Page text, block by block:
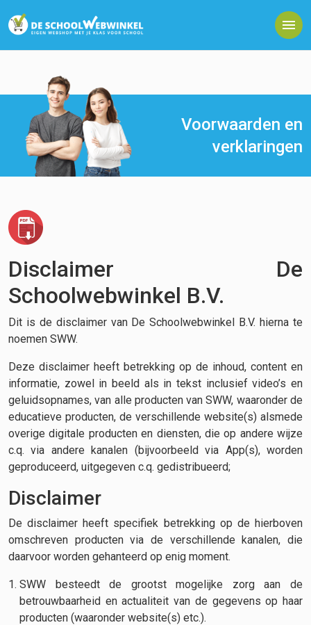
Voorwaarden en
verklaringen
Disclaimer De
Schoolwebwinkel B.V.
Dit is de disclaimer van De Schoolwebwinkel B.V. hierna te
noemen SWW.
Deze disclaimer heeft betrekking op de inhoud, content en
informatie, zowel in beeld als in tekst inclusief video’s en
geluidsopnames, van alle producten van SWW, waaronder de
educatieve producten, de verschillende website(s) alsmede
overige digitale producten en diensten, die op andere wijze
c.q. via andere kanalen (bijvoorbeeld via App(s), worden
geproduceerd, uitgegeven c.q. gedistribueerd;
Disclaimer
De disclaimer heeft specifiek betrekking op de hierboven
omschreven producten via de verschillende kanalen, die
daarvoor worden gehanteerd op enig moment.
SWW besteedt de grootst mogelijke zorg aan de
betrouwbaarheid en actualiteit van de gegevens op haar
producten (waaronder website(s) etc.).